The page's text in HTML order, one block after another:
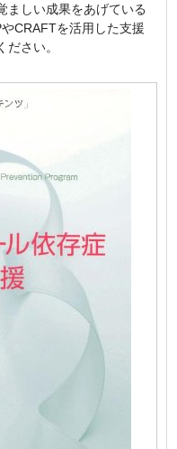
ましい成果をあげている
CRAFTを活用した支援
さい。